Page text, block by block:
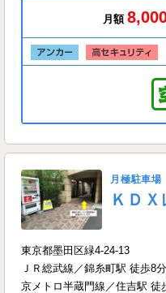
月額
月極駐車場
ＫＤ
東京都墨田区緑4-24-13
ＪＲ総武線／錦糸町駅 徒歩8
京メトロ半蔵門線／住吉駅 徒